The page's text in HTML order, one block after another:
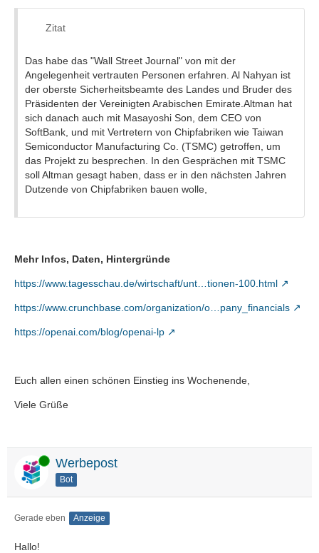
Zitat
Das habe das "Wall Street Journal" von mit der
Angelegenheit vertrauten Personen erfahren. Al Nahyan ist
der oberste Sicherheitsbeamte des Landes und Bruder des
Präsidenten der Vereinigten Arabischen Emirate.Altman hat
sich danach auch mit Masayoshi Son, dem CEO von
SoftBank, und mit Vertretern von Chipfabriken wie Taiwan
Semiconductor Manufacturing Co. (TSMC) getroffen, um
das Projekt zu besprechen. In den Gesprächen mit TSMC
soll Altman gesagt haben, dass er in den nächsten Jahren
Dutzende von Chipfabriken bauen wolle,
Mehr Infos, Daten, Hintergründe
https://www.tagesschau.de/wirtschaft/unt…tionen-100.html
https://www.crunchbase.com/organization/o…pany_financials
https://openai.com/blog/openai-lp
Euch allen einen schönen Einstieg ins Wochenende,
Viele Grüße
Online Werbepost
Bot
Gerade eben Anzeige
Hallo!